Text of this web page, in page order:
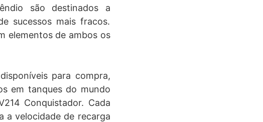
são destinados a
sucessos mais fracos.
elementos de ambos os
para compra,
em tanques do mundo
Conquistador. Cada
a velocidade de recarga